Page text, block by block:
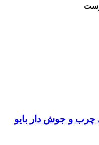
چرب و جوش دار بایو